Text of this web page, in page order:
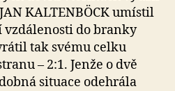
KALTENBÖCK umístil
vzdálenosti do branky
tak svému celku
– 2:1. Jenže o dvě
situace odehrála